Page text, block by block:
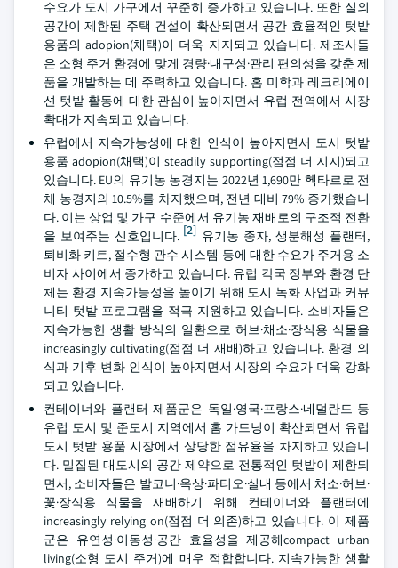
수요가 도시 가구에서 꾸준히 증가하고 있습니다. 또한 실외
공간이 제한된 주택 건설이 확산되면서 공간 효율적인 텃밭
용품의 adopion(채택)이 더욱 지지되고 있습니다. 제조사들
은 소형 주거 환경에 맞게 경량·내구성·관리 편의성을 갖춘 제
품을 개발하는 데 주력하고 있습니다. 홈 미학과 레크리에이
션 텃밭 활동에 대한 관심이 높아지면서 유럽 전역에서 시장
확대가 지속되고 있습니다.
유럽에서 지속가능성에 대한 인식이 높아지면서 도시 텃밭
용품 adopion(채택)이 steadily supporting(점점 더 지지)되고
있습니다. EU의 유기농 농경지는 2022년 1,690만 헥타르로 전
체 농경지의 10.5%를 차지했으며, 전년 대비 79% 증가했습니
다. 이는 상업 및 가구 수준에서 유기농 재배로의 구조적 전환
을 보여주는 신호입니다. [2] 유기농 종자, 생분해성 플랜터,
퇴비화 키트, 절수형 관수 시스템 등에 대한 수요가 주거용 소
비자 사이에서 증가하고 있습니다. 유럽 각국 정부와 환경 단
체는 환경 지속가능성을 높이기 위해 도시 녹화 사업과 커뮤
니티 텃밭 프로그램을 적극 지원하고 있습니다. 소비자들은
지속가능한 생활 방식의 일환으로 허브·채소·장식용 식물을
increasingly cultivating(점점 더 재배)하고 있습니다. 환경 의
식과 기후 변화 인식이 높아지면서 시장의 수요가 더욱 강화
되고 있습니다.
컨테이너와 플랜터 제품군은 독일·영국·프랑스·네덜란드 등
유럽 도시 및 준도시 지역에서 홈 가드닝이 확산되면서 유럽
도시 텃밭 용품 시장에서 상당한 점유율을 차지하고 있습니
다. 밀집된 대도시의 공간 제약으로 전통적인 텃밭이 제한되
면서, 소비자들은 발코니·옥상·파티오·실내 등에서 채소·허브·
꽃·장식용 식물을 재배하기 위해 컨테이너와 플랜터에
increasingly relying on(점점 더 의존)하고 있습니다. 이 제품
군은 유연성·이동성·공간 효율성을 제공해compact urban
living(소형 도시 주거)에 매우 적합합니다. 지속가능한 생활